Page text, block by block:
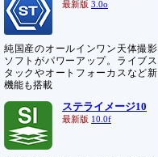
最新版 3.0o
純国産のオールインワン天体撮影
ソフトがパワーアップ。ライブス
タックやオートフォーカスなど新
機能も搭載
ステライメージ10
最新版 10.0f